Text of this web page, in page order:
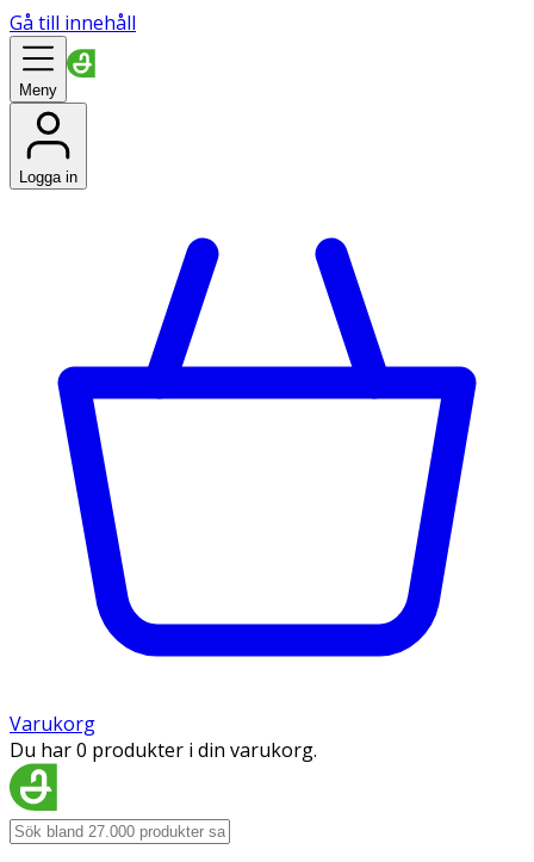
Gå till innehåll
Meny
Logga in
Varukorg
Du har 0 produkter i din varukorg.